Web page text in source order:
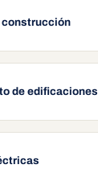
construcción
de edificaciones